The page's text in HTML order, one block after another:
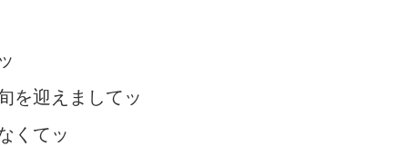
を迎えましてッ
くてッ